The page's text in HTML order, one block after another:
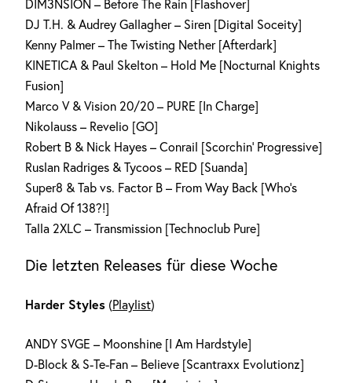
DIM3NSION – Before The Rain [Flashover]
DJ T.H. & Audrey Gallagher – Siren [Digital Soceity]
Kenny Palmer – The Twisting Nether [Afterdark]
KINETICA & Paul Skelton – Hold Me [Nocturnal Knights
Fusion]
Marco V & Vision 20/20 – PURE [In Charge]
Nikolauss – Revelio [GO]
Robert B & Nick Hayes – Conrail [Scorchin‘ Progressive]
Ruslan Radriges & Tycoos – RED [Suanda]
Super8 & Tab vs. Factor B – From Way Back [Who’s
Afraid Of 138?!]
Talla 2XLC – Transmission [Technoclub Pure]
Die letzten Releases für diese Woche
Harder Styles (Playlist)
ANDY SVGE – Moonshine [I Am Hardstyle]
D-Block & S-Te-Fan – Believe [Scantraxx Evolutionz]